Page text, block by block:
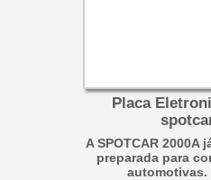
Placa
A SPOTCAR 2000A
preparada para
automotivas.